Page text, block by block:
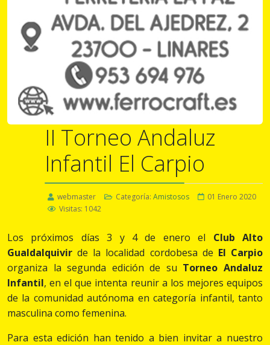
II Torneo Andaluz
Infantil El Carpio
webmaster Categoría: Amistosos
01 Enero 2020
Visitas: 1042
Los próximos días 3 y 4 de enero el Club Alto
Gualdalquivirde la localidad cordobesa de El Carpio
organiza la segunda edición de su Torneo Andaluz
Infantil, en el que intenta reunir a los mejores equipos
de la comunidad autónoma en categoría infantil, tanto
masculina como femenina.
Para esta edición han tenido a bien invitar a nuestro